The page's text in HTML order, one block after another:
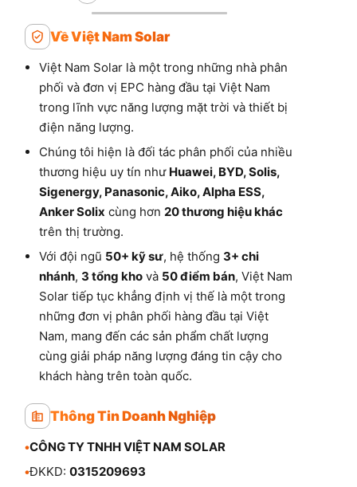
Về Việt Nam Solar
Việt Nam Solar là một trong những nhà phân
phối và đơn vị EPC hàng đầu tại Việt Nam
trong lĩnh vực năng lượng mặt trời và thiết bị
điện năng lượng.
Chúng tôi hiện là đối tác phân phối của nhiều
thương hiệu uy tín như Huawei, BYD, Solis,
Sigenergy, Panasonic, Aiko, Alpha ESS,
Anker Solix cùng hơn 20 thương hiệu khác
trên thị trường.
Với đội ngũ 50+ kỹ sư, hệ thống 3+ chi
nhánh, 3 tổng kho và 50 điểm bán, Việt Nam
Solar tiếp tục khẳng định vị thế là một trong
những đơn vị phân phối hàng đầu tại Việt
Nam, mang đến các sản phẩm chất lượng
cùng giải pháp năng lượng đáng tin cậy cho
khách hàng trên toàn quốc.
Thông Tin Doanh Nghiệp
•CÔNG TY TNHH VIỆT NAM SOLAR
•ĐKKD: 0315209693